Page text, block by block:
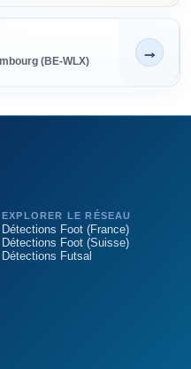
(BE-WLX)
Non indiqué
→
EXPLORER LE RÉSEAU
Détections Foot (France)
Détections Foot (Suisse)
Détections Futsal